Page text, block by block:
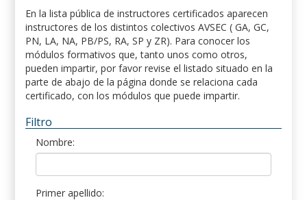
En la lista pública de instructores certificados aparecen
instructores de los distintos colectivos AVSEC ( GA, GC,
PN, LA, NA, PB/PS, RA, SP y ZR). Para conocer los
módulos formativos que, tanto unos como otros,
pueden impartir, por favor revise el listado situado en la
parte de abajo de la página donde se relaciona cada
certificado, con los módulos que puede impartir.
Filtro
Nombre:
Primer apellido: